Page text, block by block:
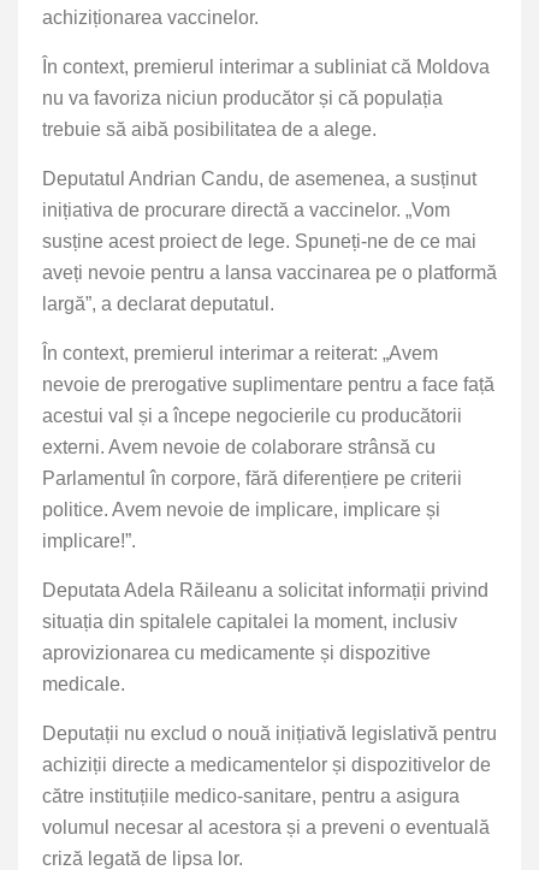
achiziționarea vaccinelor.
În context, premierul interimar a subliniat că Moldova
nu va favoriza niciun producător și că populația
trebuie să aibă posibilitatea de a alege.
Deputatul Andrian Candu, de asemenea, a susținut
inițiativa de procurare directă a vaccinelor. „Vom
susține acest proiect de lege. Spuneți-ne de ce mai
aveți nevoie pentru a lansa vaccinarea pe o platformă
largă”, a declarat deputatul.
În context, premierul interimar a reiterat: „Avem
nevoie de prerogative suplimentare pentru a face față
acestui val și a începe negocierile cu producătorii
externi. Avem nevoie de colaborare strânsă cu
Parlamentul în corpore, fără diferențiere pe criterii
politice. Avem nevoie de implicare, implicare și
implicare!”.
Deputata Adela Răileanu a solicitat informații privind
situația din spitalele capitalei la moment, inclusiv
aprovizionarea cu medicamente și dispozitive
medicale.
Deputații nu exclud o nouă inițiativă legislativă pentru
achiziții directe a medicamentelor și dispozitivelor de
către instituțiile medico-sanitare, pentru a asigura
volumul necesar al acestora și a preveni o eventuală
criză legată de lipsa lor.